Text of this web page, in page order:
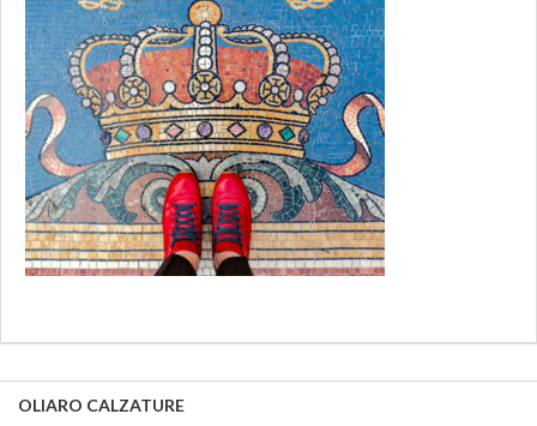
OLIARO CALZATURE